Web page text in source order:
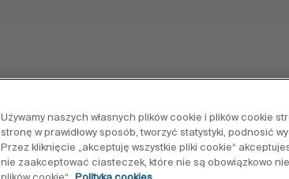
Używamy naszych własnych plików cookie i plików cookie
stronę w prawidłowy sposób, tworzyć statystyki, podnosić
Przez kliknięcie „akceptuję wszystkie pliki cookie“
nie zaakceptować ciasteczek, które nie są obowiązkowo